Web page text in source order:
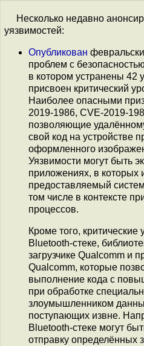
Несколько недавно
уязвимостей:
Опубликован
проблем с
в котором устранены 42
присвоен критический
Наиболее опасными
2019-1986, CVE-2019-
позволяющие
свой код на устройстве
оформленного
Уязвимости могут быть
приложениях, в которых
предоставляемый
том числе в контексте
процессов.
Кроме того,
Bluetooth-стеке,
загрузчике Qualcomm и
Qualcomm, которые
выполнение кода с
при обработке
злоумышленником
поступающих извне.
Bluetooth-стеке могут
отправку определённых